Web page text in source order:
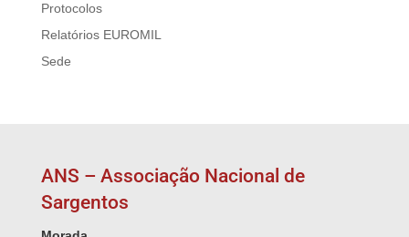
Protocolos
Relatórios EUROMIL
Sede
ANS – Associação Nacional de
Sargentos